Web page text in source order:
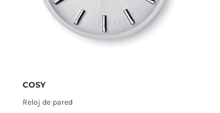
COSY
Reloj de pared